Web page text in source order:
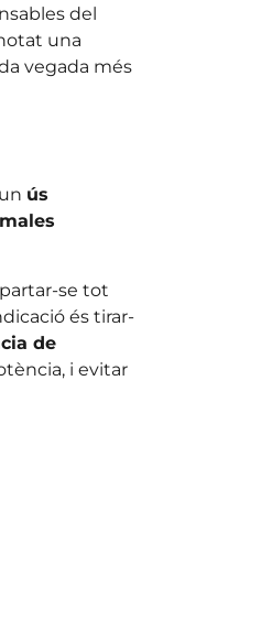
del
una
vegada més
ús
males
se tot
és tirar-
de
i evitar